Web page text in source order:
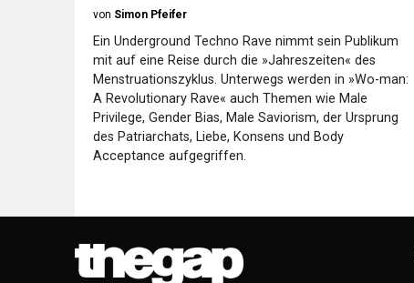
von Simon Pfeifer
Ein Underground Techno Rave nimmt sein Publikum
mit auf eine Reise durch die »Jahreszeiten« des
Menstruationszyklus. Unterwegs werden in »Wo-man:
A Revolutionary Rave« auch Themen wie Male
Privilege, Gender Bias, Male Saviorism, der Ursprung
des Patriarchats, Liebe, Konsens und Body
Acceptance aufgegriffen.